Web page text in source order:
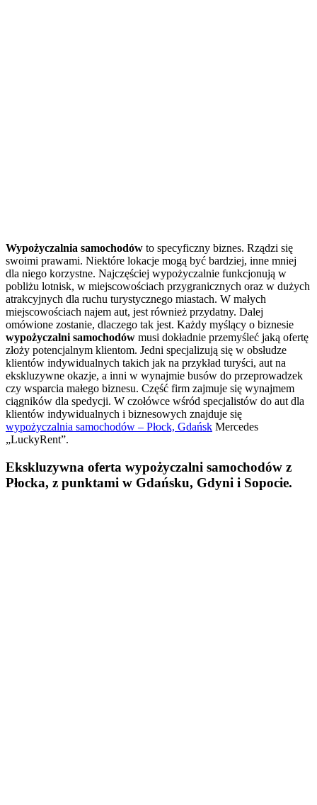
Wypożyczalnia samochodów to specyficzny biznes. Rządzi się
swoimi prawami. Niektóre lokacje mogą być bardziej, inne mniej
dla niego korzystne. Najczęściej wypożyczalnie funkcjonują w
pobliżu lotnisk, w miejscowościach przygranicznych oraz w dużych
atrakcyjnych dla ruchu turystycznego miastach. W małych
miejscowościach najem aut, jest również przydatny. Dalej
omówione zostanie, dlaczego tak jest. Każdy myślący o biznesie
wypożyczalni samochodów musi dokładnie przemyśleć jaką ofertę
złoży potencjalnym klientom. Jedni specjalizują się w obsłudze
klientów indywidualnych takich jak na przykład turyści, aut na
ekskluzywne okazje, a inni w wynajmie busów do przeprowadzek
czy wsparcia małego biznesu. Część firm zajmuje się wynajmem
ciągników dla spedycji. W czołówce wśród specjalistów do aut dla
klientów indywidualnych i biznesowych znajduje się
wypożyczalnia samochodów – Płock, Gdańsk Mercedes
„LuckyRent”.
Ekskluzywna oferta wypożyczalni samochodów z
Płocka, z punktami w Gdańsku, Gdyni i Sopocie.